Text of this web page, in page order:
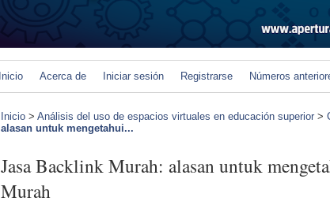
Inicio Acerca de Iniciar sesión Registrarse Números
Inicio > Análisis del uso de espacios virtuales en educación superior >
alasan untuk mengetahui...
Jasa Backlink Murah: alasan untuk
Murah